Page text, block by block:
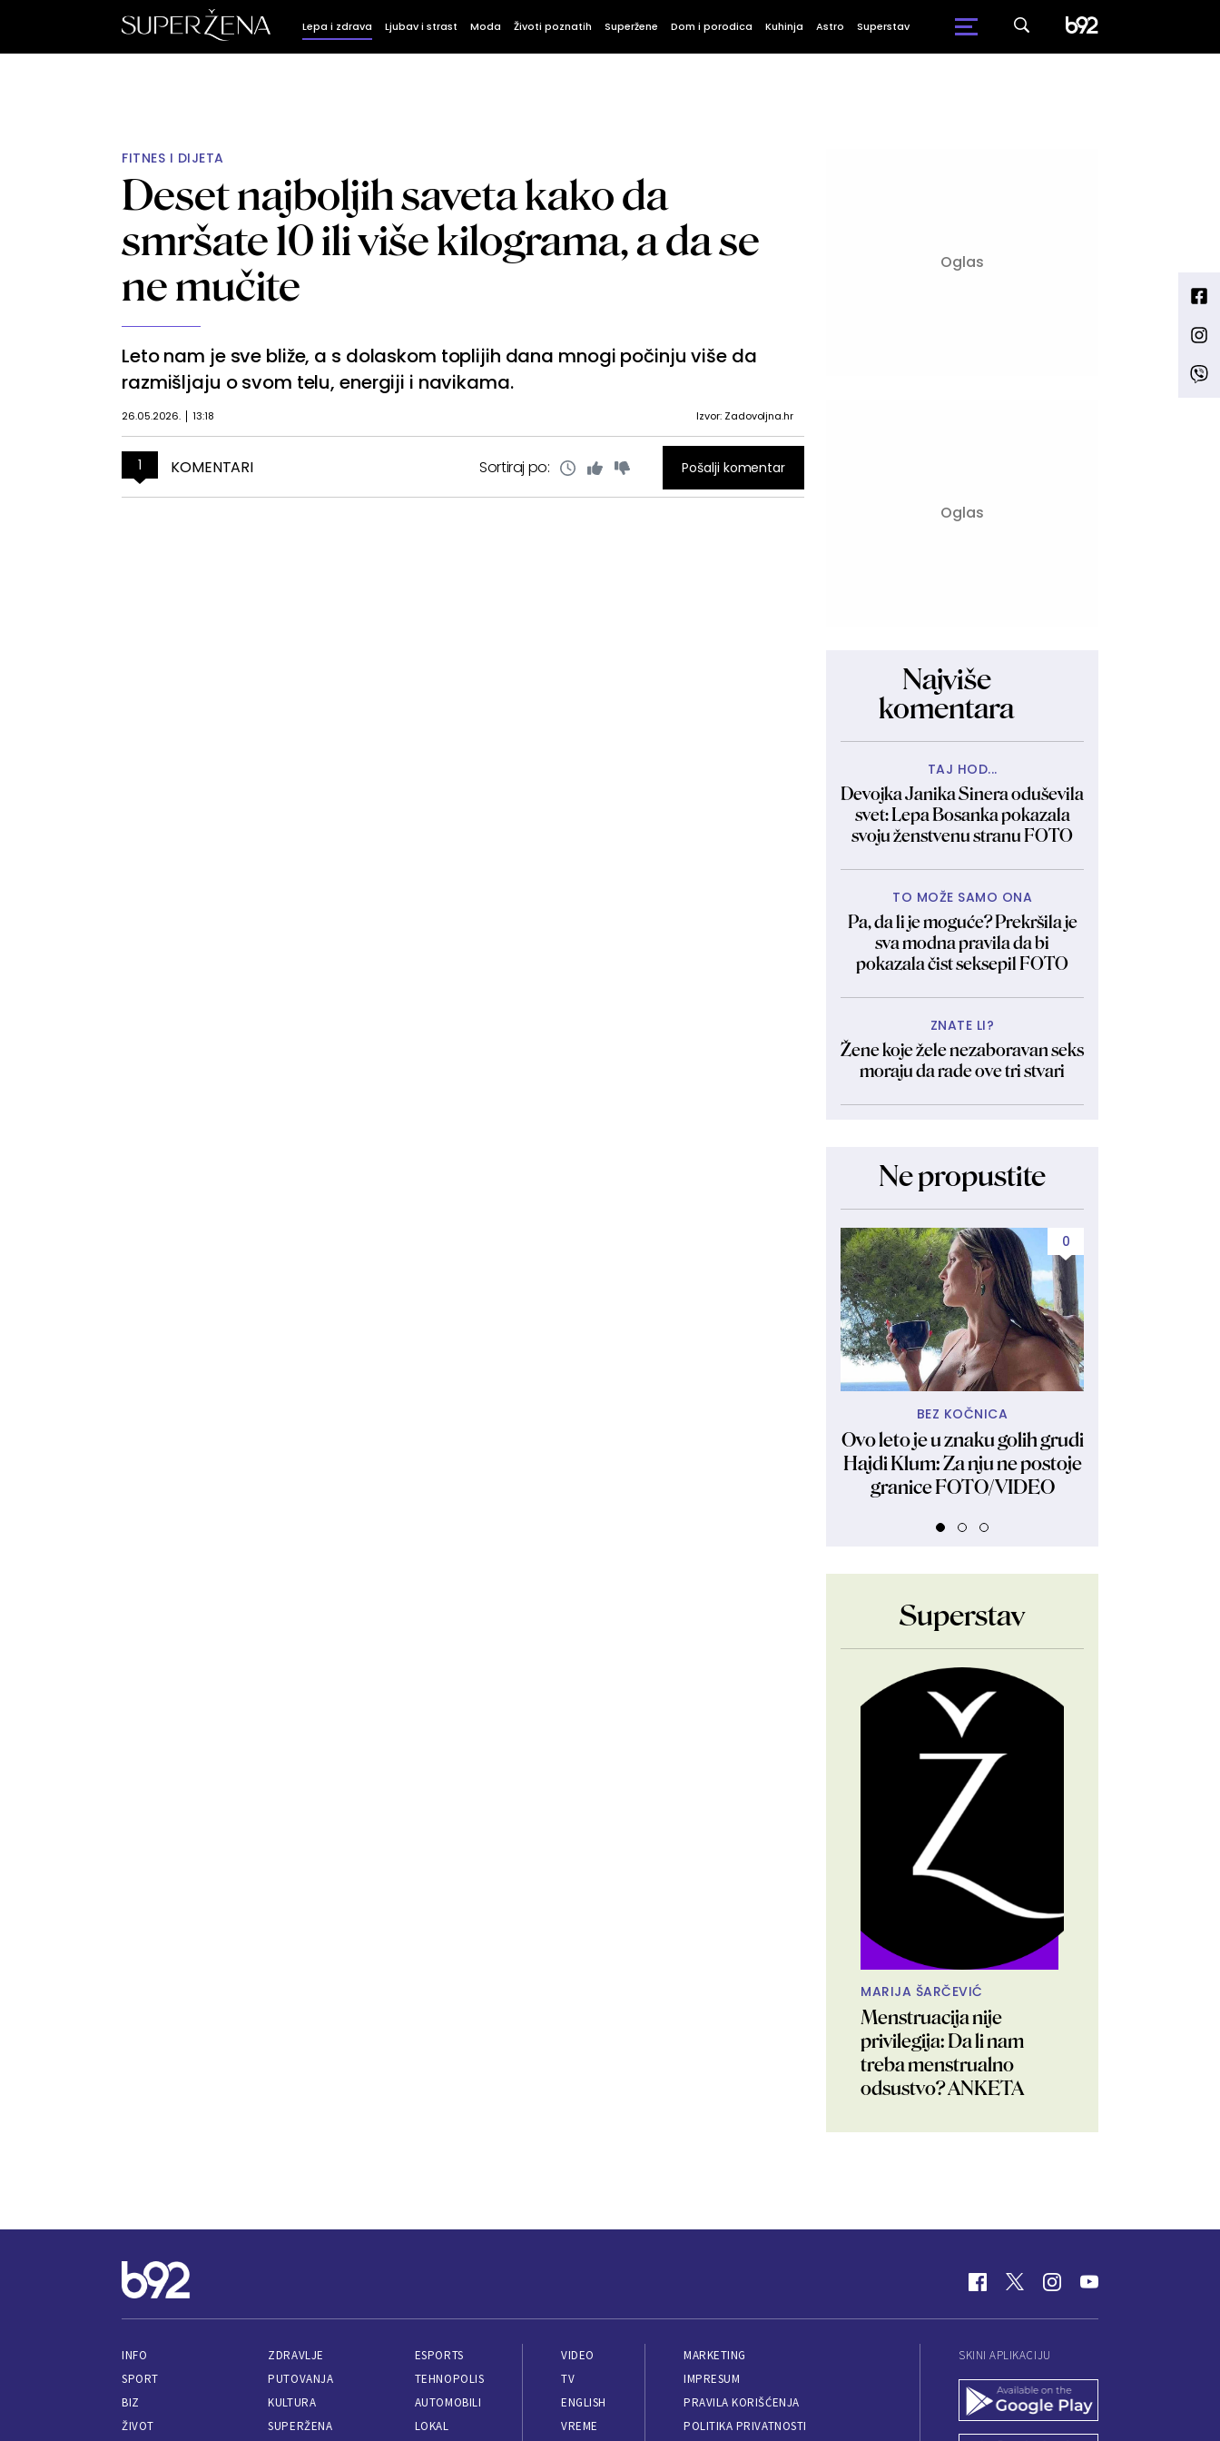
Lepa i zdrava Ljubav i strast Moda Životi poznatih Superžene Dom i porodica Kuhinja Astro Superstav
FITNES I DIJETA
Deset najboljih saveta kako da
smršate 10 ili više kilograma, a da se
ne mučite
Leto nam je sve bliže, a s dolaskom toplijih dana mnogi počinju više da
razmišljaju o svom telu, energiji i navikama.
26.05.2026. 13:18 Izvor: Zadovoljna.hr
1 KOMENTARI Sortiraj po: Pošalji komentar
Najviše
komentara
TAJ HOD...
Devojka Janika Sinera oduševila
svet: Lepa Bosanka pokazala
svoju ženstvenu stranu FOTO
TO MOŽE SAMO ONA
Pa, da li je moguće? Prekršila je
sva modna pravila da bi
pokazala čist seksepil FOTO
ZNATE LI?
Žene koje žele nezaboravan seks
moraju da rade ove tri stvari
Ne propustite
0
BEZ KOČNICA
Ovo leto je u znaku golih grudi
Hajdi Klum: Za nju ne postoje
granice FOTO/VIDEO
Superstav
MARIJA ŠARČEVIĆ
Menstruacija nije
privilegija: Da li nam
treba menstrualno
odsustvo? ANKETA
INFO
SPORT
BIZ
ŽIVOT
ZDRAVLJE
PUTOVANJA
KULTURA
SUPERŽENA
ESPORTS
TEHNOPOLIS
AUTOMOBILI
LOKAL
VIDEO
TV
ENGLISH
VREME
MARKETING
IMPRESUM
PRAVILA KORIŠĆENJA
POLITIKA PRIVATNOSTI
SKINI APLIKACIJU